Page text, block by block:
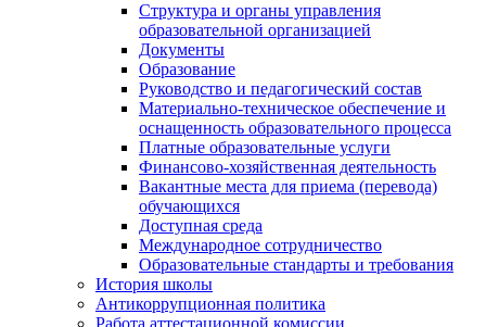
Структура и органы управления
образовательной организацией
Документы
Образование
Руководство и педагогический состав
Материально-техническое обеспечение и
оснащенность образовательного процесса
Платные образовательные услуги
Финансово-хозяйственная деятельность
Вакантные места для приема (перевода)
обучающихся
Доступная среда
Международное сотрудничество
Образовательные стандарты и требования
История школы
Антикоррупционная политика
Работа аттестационной комиссии